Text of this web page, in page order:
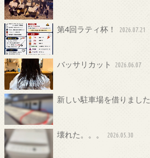
第4回ラティ杯！ 2026.07.21
バッサリカット 2026.06.07
新しい駐車場を借りました
壊れた。。。 2026.05.30